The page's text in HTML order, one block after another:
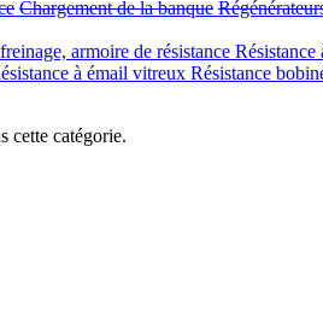
Chargement de la banque
armoire de résistance
à émail vitreux Résistance
cette catégorie.